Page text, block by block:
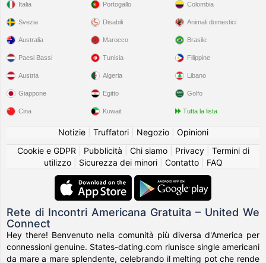
Italia
Svezia
Portogallo
Disabili
Colombia
Animali domestici
Australia
Paesi Bassi
Austria
Giappone
Cina
Marocco
Tunisia
Algeria
Egitto
Kuwait
Brasile
Filippine
Libano
Golfo
Tutta la lista
Notizie| Truffatori| Negozio| Opinioni
Cookie e GDPR
Pubblicità Chi siamo| Privacy| Termini di
utilizzo| Sicurezza dei minori| Contatto| FAQ
Rete di Incontri Americana Gratuita – United We
Connect
Hey there! Benvenuto nella comunità più diversa d'America per
connessioni genuine. States-dating.com riunisce single americani
da mare a mare splendente, celebrando il melting pot che rende